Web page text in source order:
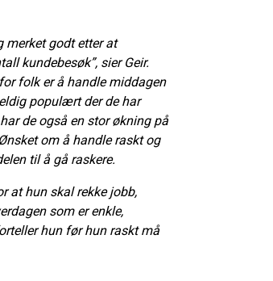
merket godt etter at
kundebesøk”, sier Geir.
folk er å handle middagen
populært der de har
de også en stor økning på
om å handle raskt og
til å gå raskere.
at hun skal rekke jobb,
som er enkle,
hun før hun raskt må